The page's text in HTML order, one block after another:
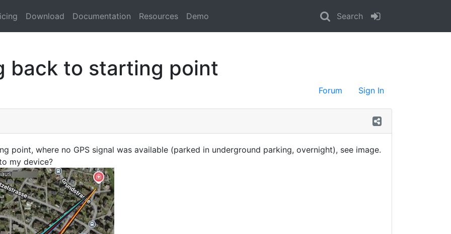
Download Documentation Resources Demo Search
back to starting point
Forum Sign In
point, where no GPS signal was available (parked in underground parking, overnight), see image.
my device?